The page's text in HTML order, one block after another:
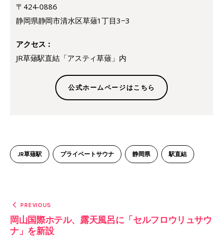
〒424-0886
静岡県静岡市清水区草薙1丁目3−3
アクセス：
JR草薙駅直結「アスティ草薙」内
公式ホームページはこちら
JR草薙駅 プライベートサウナ 静岡県 駅直結
PREVIOUS
岡山国際ホテル、露天風呂に「セルフロウリュサウ
ナ」を新設